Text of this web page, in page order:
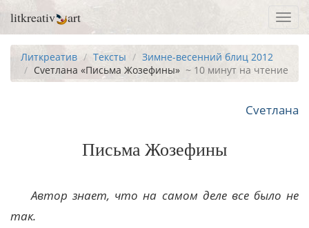
litkreativ art
Литкреатив Тексты
Зимне-весенний блиц 2012
Cveтлана «Письма Жозефины» ~ 10 минут на чтение
Cveтлана
Письма Жозефины
Автор знает, что на самом деле все было не
так.